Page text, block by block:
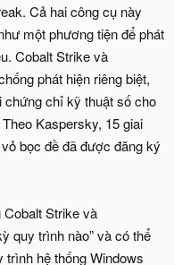
Cả hai công cụ này
một phương tiện để phát
Cobalt Strike và
phát hiện riêng biệt,
chứng chỉ kỹ thuật số cho
Kaspersky, 15 giai
bọc đề đã được đăng ký
Strike và
quy trình nào” và có thể
hệ thống Windows